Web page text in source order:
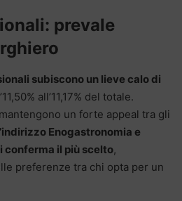
prevale
subiscono un lieve calo di
all’11,17% del totale.
un forte appeal tra gli
Enogastronomia e
conferma il più scelto,
preferenze tra chi opta per un